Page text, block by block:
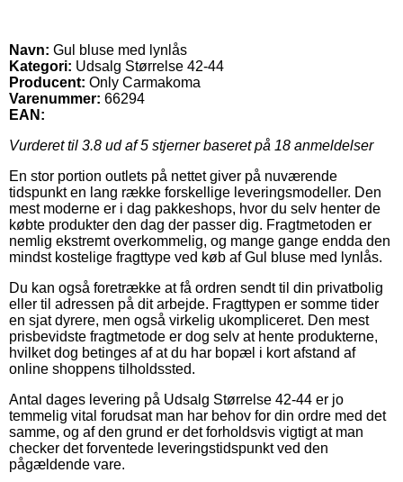
Navn: Gul bluse med lynlås
Kategori: Udsalg Størrelse 42-44
Producent: Only Carmakoma
Varenummer: 66294
EAN:
Vurderet til 3.8 ud af 5 stjerner baseret på 18 anmeldelser
En stor portion outlets på nettet giver på nuværende
tidspunkt en lang række forskellige leveringsmodeller. Den
mest moderne er i dag pakkeshops, hvor du selv henter de
købte produkter den dag der passer dig. Fragtmetoden er
nemlig ekstremt overkommelig, og mange gange endda den
mindst kostelige fragttype ved køb af Gul bluse med lynlås.
Du kan også foretrække at få ordren sendt til din privatbolig
eller til adressen på dit arbejde. Fragttypen er somme tider
en sjat dyrere, men også virkelig ukompliceret. Den mest
prisbevidste fragtmetode er dog selv at hente produkterne,
hvilket dog betinges af at du har bopæl i kort afstand af
online shoppens tilholdssted.
Antal dages levering på Udsalg Størrelse 42-44 er jo
temmelig vital forudsat man har behov for din ordre med det
samme, og af den grund er det forholdsvis vigtigt at man
checker det forventede leveringstidspunkt ved den
pågældende vare.